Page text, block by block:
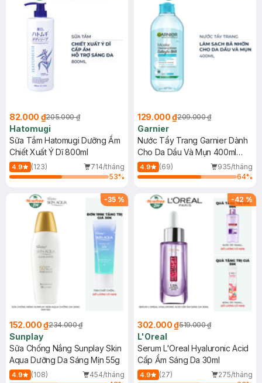
82.000 ₫205.000 ₫
Hatomugi
Sữa Tắm Hatomugi Dưỡng Ẩm
Chiết Xuất Ý Dĩ 800ml
4.9 (123)
714/tháng
53%
129.000 ₫209.000 ₫
Garnier
Nước Tẩy Trang Garnier Dành
Cho Da Dầu Và Mụn 400ml
(Mới)
4.9 (69)
935/tháng
64%
-35 %
152.000 ₫234.000 ₫
Sunplay
Sữa Chống Nắng Sunplay Skin
Aqua Dưỡng Da Sáng Mịn 55g
4.9 (108)
454/tháng
-42 %
302.000 ₫519.000 ₫
L'Oreal
Serum L'Oreal Hyaluronic Acid
Cấp Ẩm Sáng Da 30ml
4.9 (27)
275/tháng